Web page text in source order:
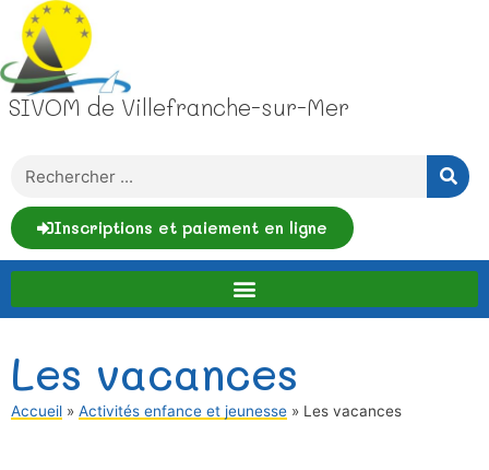
SIVOM de Villefranche-sur-Mer
Inscriptions et paiement en ligne
Les vacances
Accueil » Activités enfance et jeunesse » Les vacances